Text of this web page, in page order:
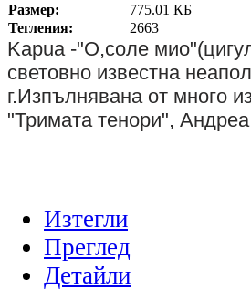
Размер:
775.01 КБ
Тегления:
2663
Kapua -"О,соле
световно известна
г.Изпълнявана от много
"Тримата тенори",
Изтегли
Преглед
Детайли